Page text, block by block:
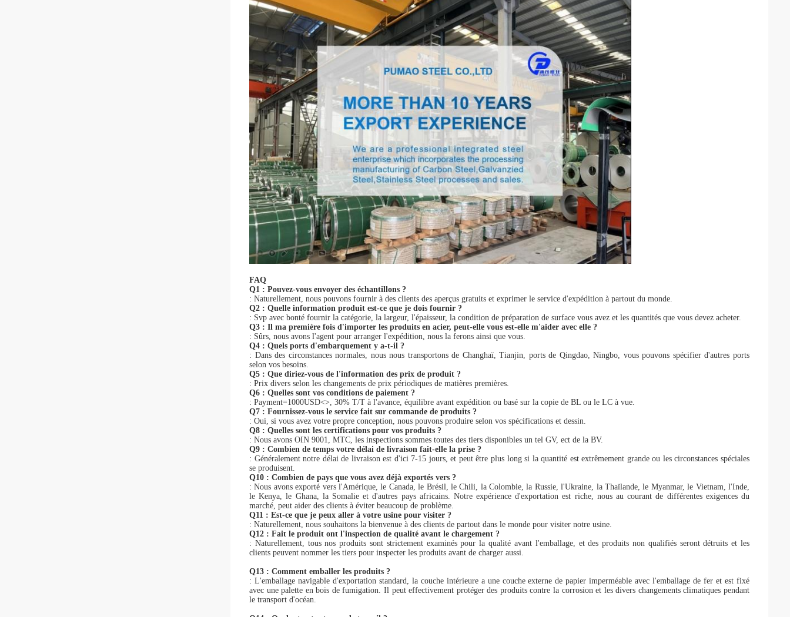
FAQ
Q1 : Pouvez-vous envoyer des échantillons ?
: Naturellement, nous pouvons fournir à des clients des aperçus gratuits et exprimer le service d'expédition à partout du monde.
Q2 : Quelle information produit est-ce que je dois fournir ?
: Svp avec bonté fournir la catégorie, la largeur, l'épaisseur, la condition de préparation de surface vous avez et les quantités que vous devez acheter.
Q3 : Il ma première fois d'importer les produits en acier, peut-elle vous est-elle m'aider avec elle ?
: Sûrs, nous avons l'agent pour arranger l'expédition, nous la ferons ainsi que vous.
Q4 : Quels ports d'embarquement y a-t-il ?
: Dans des circonstances normales, nous nous transportons de Changhaï, Tianjin, ports de Qingdao, Ningbo, vous pouvons spécifier d'autres ports
selon vos besoins.
Q5 : Que diriez-vous de l'information des prix de produit ?
: Prix divers selon les changements de prix périodiques de matières premières.
Q6 : Quelles sont vos conditions de paiement ?
: Payment=1000USD<>, 30% T/T à l'avance, équilibre avant expédition ou basé sur la copie de BL ou le LC à vue.
Q7 : Fournissez-vous le service fait sur commande de produits ?
: Oui, si vous avez votre propre conception, nous pouvons produire selon vos spécifications et dessin.
Q8 : Quelles sont les certifications pour vos produits ?
: Nous avons OIN 9001, MTC, les inspections sommes toutes des tiers disponibles un tel GV, ect de la BV.
Q9 : Combien de temps votre délai de livraison fait-elle la prise ?
: Généralement notre délai de livraison est d'ici 7-15 jours, et peut être plus long si la quantité est extrêmement grande ou les circonstances spéciales
se produisent.
Q10 : Combien de pays que vous avez déjà exportés vers ?
: Nous avons exporté vers l'Amérique, le Canada, le Brésil, le Chili, la Colombie, la Russie, l'Ukraine, la Thaïlande, le Myanmar, le Vietnam, l'Inde,
le Kenya, le Ghana, la Somalie et d'autres pays africains. Notre expérience d'exportation est riche, nous au courant de différentes exigences du
marché, peut aider des clients à éviter beaucoup de problème.
Q11 : Est-ce que je peux aller à votre usine pour visiter ?
: Naturellement, nous souhaitons la bienvenue à des clients de partout dans le monde pour visiter notre usine.
Q12 : Fait le produit ont l'inspection de qualité avant le chargement ?
: Naturellement, tous nos produits sont strictement examinés pour la qualité avant l'emballage, et des produits non qualifiés seront détruits et les
clients peuvent nommer les tiers pour inspecter les produits avant de charger aussi.
Q13 : Comment emballer les produits ?
: L'emballage navigable d'exportation standard, la couche intérieure a une couche externe de papier imperméable avec l'emballage de fer et est fixé
avec une palette en bois de fumigation. Il peut effectivement protéger des produits contre la corrosion et les divers changements climatiques pendant
le transport d'océan.